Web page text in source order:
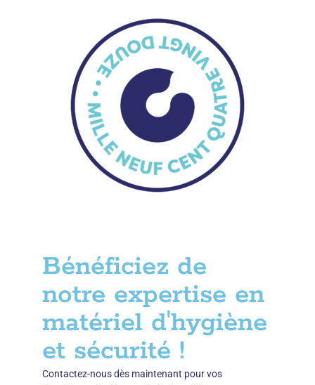
Bénéficiez de
notre expertise en
matériel d'hygiène
et sécurité !
Contactez-nous dès maintenant pour vos